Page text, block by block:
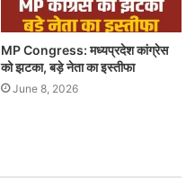
MP Congress: मध्यप्रदेश कांग्रेस
को झटका, बड़े नेता का इस्तीफा
June 8, 2026